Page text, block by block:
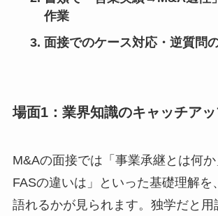
作業
面接でのケース対応・逆質問
場面1：業界知識のキャッチア
M&Aの面接では「事業承継とは何か
FASの違いは」といった基礎理解を
語れるかが見られます。独学だと用